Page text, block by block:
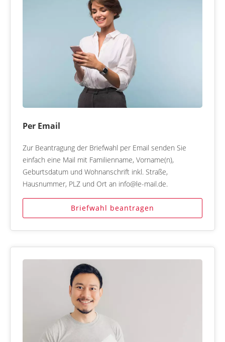
Per Email
Zur Beantragung der Briefwahl per Email senden Sie
einfach eine Mail mit Familienname, Vorname(n),
Geburtsdatum und Wohnanschrift inkl. Straße,
Hausnummer, PLZ und Ort an info@le-mail.de.
Briefwahl beantragen